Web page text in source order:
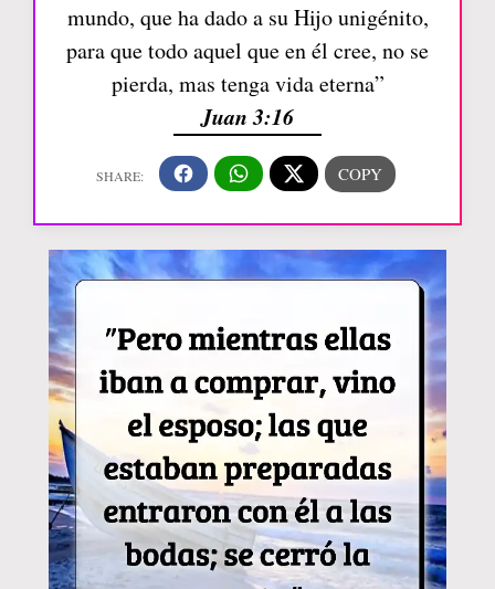
mundo, que ha dado a su Hijo unigénito,
para que todo aquel que en él cree, no se
pierda, mas tenga vida eterna”
Juan 3:16